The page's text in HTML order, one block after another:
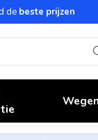
de beste prijzen